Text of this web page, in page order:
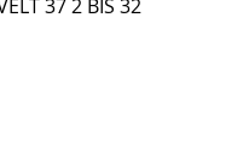
37 2 BIS 32